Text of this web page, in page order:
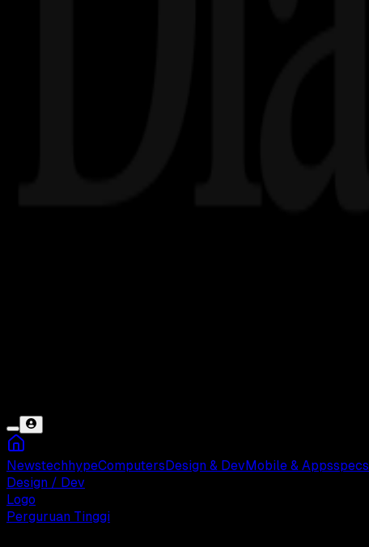
NewstechhypeComputers Design & Dev Mobile & Appsspecs
Design / Dev
Logo
Perguruan Tinggi